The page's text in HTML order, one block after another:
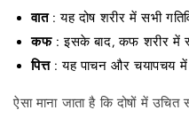
वात : यह दोष शरीर में सभी
कफ : इसके बाद, कफ शरीर में
पित्त : यह पाचन और चयापचय में
ऐसा माना जाता है कि दोषों में